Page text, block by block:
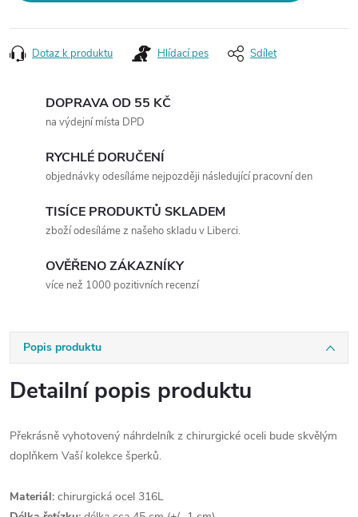
Dotaz k produktu Hlídací pes Sdílet
DOPRAVA OD 55 KČ
na výdejní místa DPD
RYCHLÉ DORUČENÍ
objednávky odesíláme nejpozději následující pracovní den
TISÍCE PRODUKTŮ SKLADEM
zboží odesíláme z našeho skladu v Liberci.
OVĚŘENO ZÁKAZNÍKY
více než 1000 pozitivních recenzí
Popis produktu
Detailní popis produktu
Překrásně vyhotovený náhrdelník z chirurgické oceli bude skvělým
doplňkem Vaší kolekce šperků.
Materiál: chirurgická ocel 316L